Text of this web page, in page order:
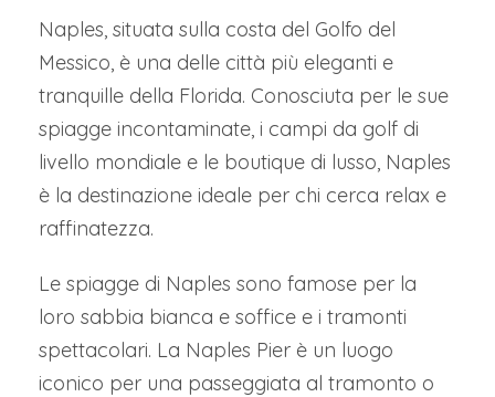
Naples, situata sulla costa del Golfo del
Messico, è una delle città più eleganti e
tranquille della Florida. Conosciuta per le sue
spiagge incontaminate, i campi da golf di
livello mondiale e le boutique di lusso, Naples
è la destinazione ideale per chi cerca relax e
raffinatezza.
Le spiagge di Naples sono famose per la
loro sabbia bianca e soffice e i tramonti
spettacolari. La Naples Pier è un luogo
iconico per una passeggiata al tramonto o